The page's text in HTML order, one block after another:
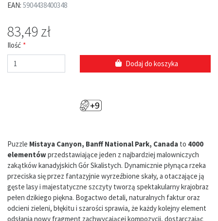
EAN: 5904438400348
83,49 zł
Ilość
Dodaj do koszyka
Puzzle Mistaya Canyon, Banff National Park, Canada to 4000
elementówprzedstawiające jeden z najbardziej malowniczych
zakątków kanadyjskich Gór Skalistych. Dynamicznie płynąca rzeka
przeciska się przez fantazyjnie wyrzeźbione skały, a otaczające ją
gęste lasy i majestatyczne szczyty tworzą spektakularny krajobraz
pełen dzikiego piękna. Bogactwo detali, naturalnych faktur oraz
odcieni zieleni, błękitu i szarości sprawia, że każdy kolejny element
odsłania nowy fragment zachwycającej kompozycji, dostarczając